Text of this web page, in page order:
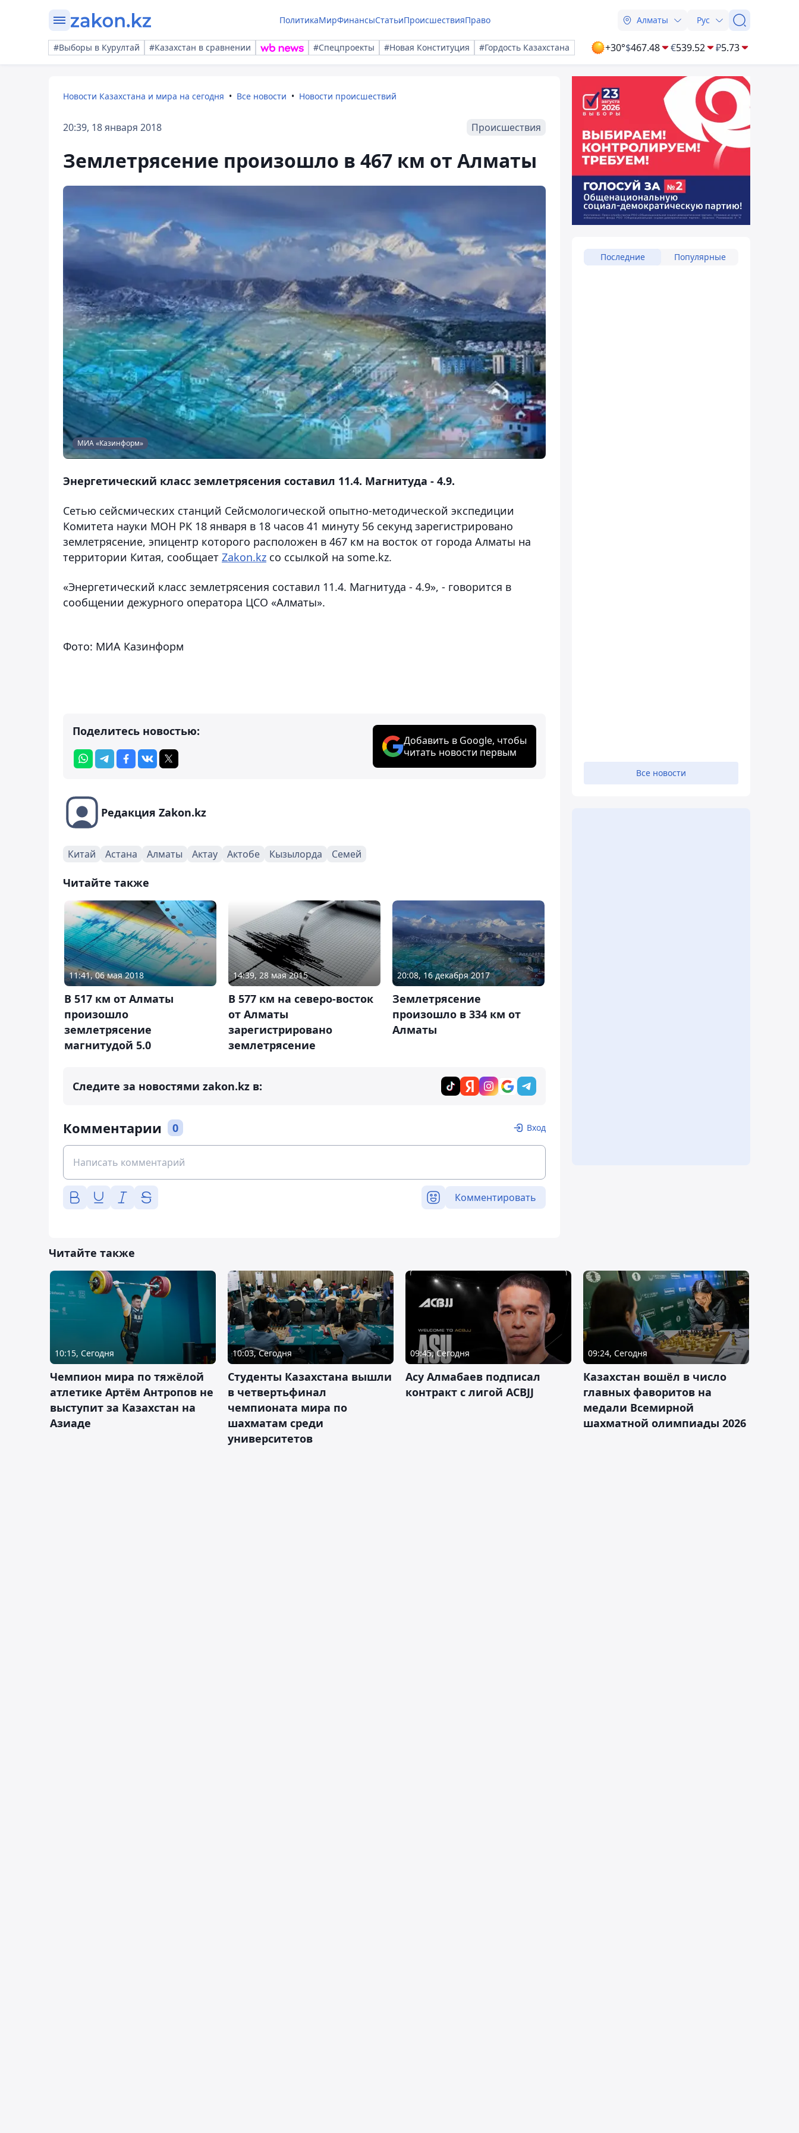
ПолитикаМирФинансыСтатьиПроисшествияПраво Алматы Рус
#Выборы в Курултай #Казахстан в сравнении #Спецпроекты #Новая Конституция #Гордость Казахстана +30°$467.48 €539.52 ₽5.73
Новости Казахстана и мира на сегодня Все новости Новости происшествий
20:39, 18 января 2018 Происшествия
Землетрясение произошло в 467 км от Алматы
МИА «Казинформ»
Энергетический класс землетрясения составил 11.4. Магнитуда - 4.9.
Сетью сейсмических станций Сейсмологической опытно-методической экспедиции
Комитета науки МОН РК 18 января в 18 часов 41 минуту 56 секунд зарегистрировано
землетрясение, эпицентр которого расположен в 467 км на восток от города Алматы на
территории Китая, сообщает Zakon.kz cо ссылкой на some.kz.
«Энергетический класс землетрясения составил 11.4. Магнитуда - 4.9», - говорится в
сообщении дежурного оператора ЦСО «Алматы».
Фото: МИА Казинформ
Поделитесь новостью:
Добавить в Google, чтобы
читать новости первым
Редакция Zakon.kz
Китай Астана Алматы Актау Актобе Кызылорда Семей
Читайте также
11:41, 06 мая 2018
В 517 км от Алматы
произошло
землетрясение
магнитудой 5.0
14:39, 28 мая 2015
В 577 км на северо-восток
от Алматы
зарегистрировано
землетрясение
20:08, 16 декабря 2017
Землетрясение
произошло в 334 км от
Алматы
Следите за новостями zakon.kz в:
Комментарии 0 Вход
Комментировать
Последние Популярные
Все новости
Читайте также
10:15, Сегодня
Чемпион мира по тяжёлой
атлетике Артём Антропов не
выступит за Казахстан на
Азиаде
10:03, Сегодня
Студенты Казахстана вышли
в четвертьфинал
чемпионата мира по
шахматам среди
университетов
09:45, Сегодня
Асу Алмабаев подписал
контракт с лигой ACBJJ
09:24, Сегодня
Казахстан вошёл в число
главных фаворитов на
медали Всемирной
шахматной олимпиады 2026